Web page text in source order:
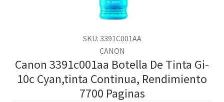
SKU: 3391C001AA
CANON
Canon 3391c001aa Botella De Tinta Gi-
10c Cyan,tinta Continua, Rendimiento
7700 Paginas